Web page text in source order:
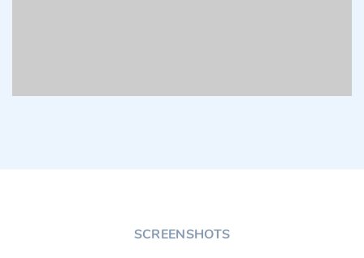
SCREENSHOTS